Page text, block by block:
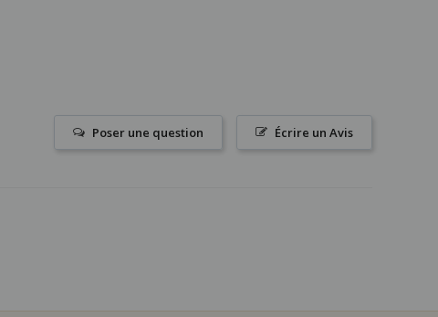
Écrire un Avis
Poser une question